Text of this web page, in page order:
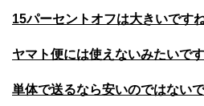
15パーセントオフは大きいですね
ヤマト便には使えないみたいです
単体で送るなら安いのではないで